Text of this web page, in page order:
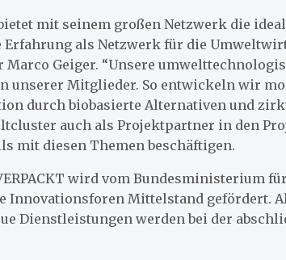
mit seinem großen Netzwerk die
Erfahrung als Netzwerk für die
Geiger. “Unsere
unserer Mitglieder. So entwickeln wir
durch biobasierte Alternativen und
auch als Projektpartner in den
mit diesen Themen beschäftigen.
wird vom Bundesministerium
Innovationsforen Mittelstand gefördert.
Dienstleistungen werden bei der